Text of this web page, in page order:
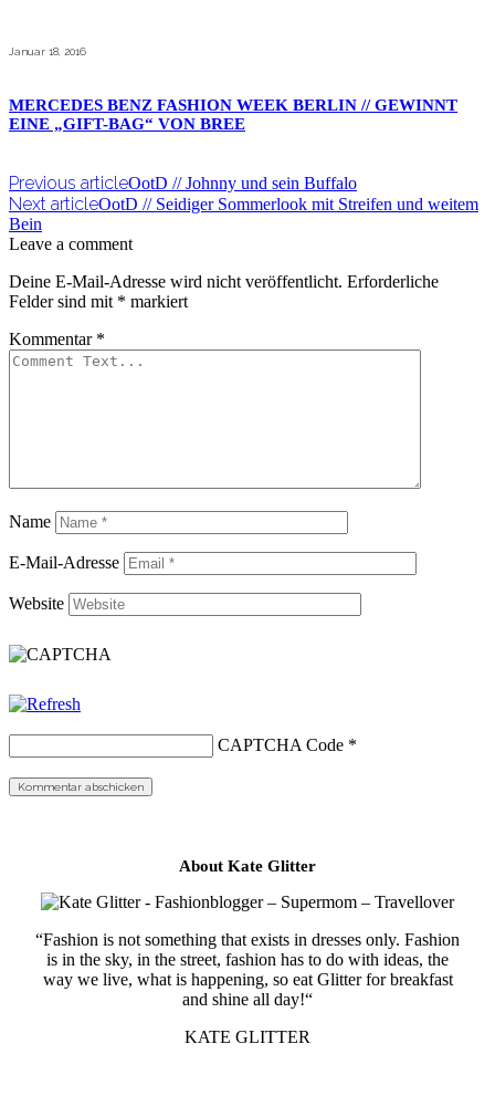
Januar 18, 2016
MERCEDES BENZ FASHION WEEK BERLIN // GEWINNT
EINE „GIFT-BAG“ VON BREE
Previous articleOotD // Johnny und sein Buffalo
Next articleOotD // Seidiger Sommerlook mit Streifen und weitem
Bein
Leave a comment
Deine E-Mail-Adresse wird nicht veröffentlicht. Erforderliche
Felder sind mit * markiert
Kommentar *
Name
E-Mail-Adresse
Website
CAPTCHA Code *
About Kate Glitter
“Fashion is not something that exists in dresses only. Fashion
is in the sky, in the street, fashion has to do with ideas, the
way we live, what is happening, so eat Glitter for breakfast
and shine all day!“
KATE GLITTER